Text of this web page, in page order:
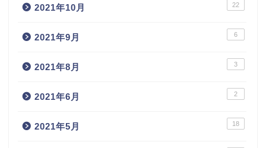
2021年10月 22
2021年9月 6
2021年8月 3
2021年6月 2
2021年5月 18